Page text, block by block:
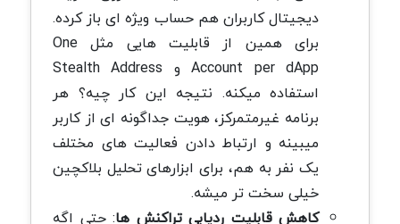
دیجیتال کاربران هم حساب ویژه ای باز کرده.
برای همین از قابلیت هایی مثل One
Account per dApp و Stealth Address
استفاده میکنه. نتیجه این کار چیه؟ هر
برنامه غیرمتمرکز، هویت جداگونه ای از کاربر
میبینه و ارتباط دادن فعالیت های مختلف
یک نفر به هم، برای ابزارهای تحلیل بلاکچین
خیلی سخت تر میشه.
کاهش قابلیت ردیابی تراکنش ها: حتی اگه